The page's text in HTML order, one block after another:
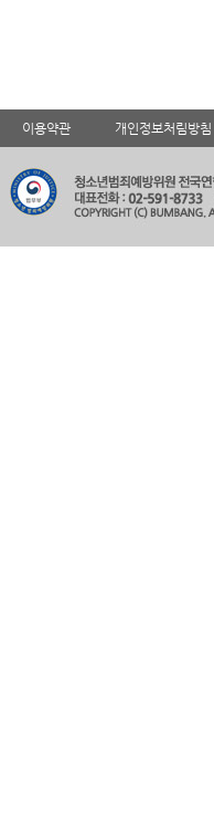
이용약관 개인정보처림방침